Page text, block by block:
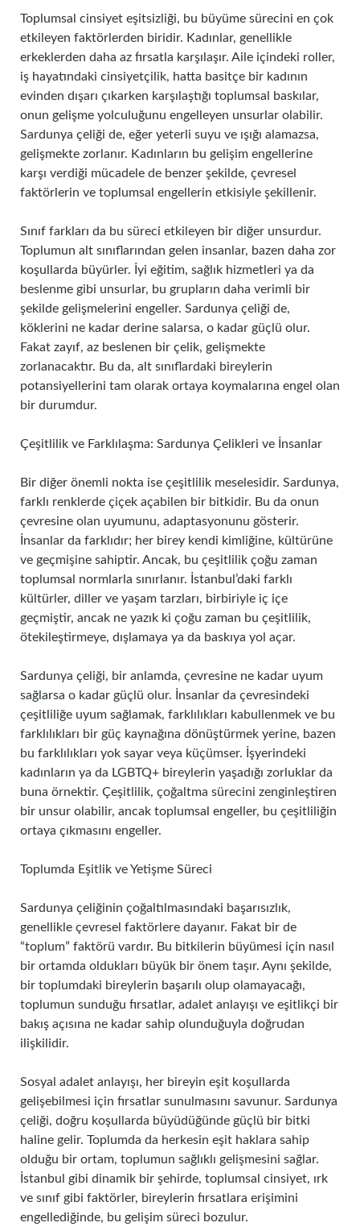
Toplumsal cinsiyet eşitsizliği, bu büyüme sürecini en çok
etkileyen faktörlerden biridir. Kadınlar, genellikle
erkeklerden daha az fırsatla karşılaşır. Aile içindeki roller,
iş hayatındaki cinsiyetçilik, hatta basitçe bir kadının
evinden dışarı çıkarken karşılaştığı toplumsal baskılar,
onun gelişme yolculuğunu engelleyen unsurlar olabilir.
Sardunya çeliği de, eğer yeterli suyu ve ışığı alamazsa,
gelişmekte zorlanır. Kadınların bu gelişim engellerine
karşı verdiği mücadele de benzer şekilde, çevresel
faktörlerin ve toplumsal engellerin etkisiyle şekillenir.
Sınıf farkları da bu süreci etkileyen bir diğer unsurdur.
Toplumun alt sınıflarından gelen insanlar, bazen daha zor
koşullarda büyürler. İyi eğitim, sağlık hizmetleri ya da
beslenme gibi unsurlar, bu grupların daha verimli bir
şekilde gelişmelerini engeller. Sardunya çeliği de,
köklerini ne kadar derine salarsa, o kadar güçlü olur.
Fakat zayıf, az beslenen bir çelik, gelişmekte
zorlanacaktır. Bu da, alt sınıflardaki bireylerin
potansiyellerini tam olarak ortaya koymalarına engel olan
bir durumdur.
Çeşitlilik ve Farklılaşma: Sardunya Çelikleri ve İnsanlar
Bir diğer önemli nokta ise çeşitlilik meselesidir. Sardunya,
farklı renklerde çiçek açabilen bir bitkidir. Bu da onun
çevresine olan uyumunu, adaptasyonunu gösterir.
İnsanlar da farklıdır; her birey kendi kimliğine, kültürüne
ve geçmişine sahiptir. Ancak, bu çeşitlilik çoğu zaman
toplumsal normlarla sınırlanır. İstanbul’daki farklı
kültürler, diller ve yaşam tarzları, birbiriyle iç içe
geçmiştir, ancak ne yazık ki çoğu zaman bu çeşitlilik,
ötekileştirmeye, dışlamaya ya da baskıya yol açar.
Sardunya çeliği, bir anlamda, çevresine ne kadar uyum
sağlarsa o kadar güçlü olur. İnsanlar da çevresindeki
çeşitliliğe uyum sağlamak, farklılıkları kabullenmek ve bu
farklılıkları bir güç kaynağına dönüştürmek yerine, bazen
bu farklılıkları yok sayar veya küçümser. İşyerindeki
kadınların ya da LGBTQ+ bireylerin yaşadığı zorluklar da
buna örnektir. Çeşitlilik, çoğaltma sürecini zenginleştiren
bir unsur olabilir, ancak toplumsal engeller, bu çeşitliliğin
ortaya çıkmasını engeller.
Toplumda Eşitlik ve Yetişme Süreci
Sardunya çeliğinin çoğaltılmasındaki başarısızlık,
genellikle çevresel faktörlere dayanır. Fakat bir de
“toplum” faktörü vardır. Bu bitkilerin büyümesi için nasıl
bir ortamda oldukları büyük bir önem taşır. Aynı şekilde,
bir toplumdaki bireylerin başarılı olup olamayacağı,
toplumun sunduğu fırsatlar, adalet anlayışı ve eşitlikçi bir
bakış açısına ne kadar sahip olunduğuyla doğrudan
ilişkilidir.
Sosyal adalet anlayışı, her bireyin eşit koşullarda
gelişebilmesi için fırsatlar sunulmasını savunur. Sardunya
çeliği, doğru koşullarda büyüdüğünde güçlü bir bitki
haline gelir. Toplumda da herkesin eşit haklara sahip
olduğu bir ortam, toplumun sağlıklı gelişmesini sağlar.
İstanbul gibi dinamik bir şehirde, toplumsal cinsiyet, ırk
ve sınıf gibi faktörler, bireylerin fırsatlara erişimini
engellediğinde, bu gelişim süreci bozulur.